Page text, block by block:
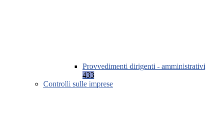
Provvedimenti dirigenti - amministrativi
433
Controlli sulle imprese